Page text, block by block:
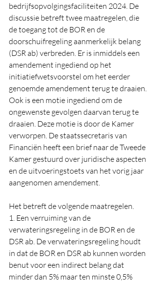
bedrijfsopvolgingsfaciliteiten 2024. De
discussie betreft twee maatregelen, die
de toegang tot de BOR en de
doorschuifregeling aanmerkelijk belang
(DSR ab) verbreden. Er is inmiddels een
amendement ingediend op het
initiatiefwetsvoorstel om het eerder
genoemde amendement terug te draaien.
Ook is een motie ingediend om de
ongewenste gevolgen daarvan terug te
draaien. Deze motie is door de Kamer
verworpen. De staatssecretaris van
Financiën heeft een brief naar de Tweede
Kamer gestuurd over juridische aspecten
en de uitvoeringstoets van het vorig jaar
aangenomen amendement.
Het betreft de volgende maatregelen.
1. Een verruiming van de
verwateringsregeling in de BOR en de
DSR ab. De verwateringsregeling houdt
in dat de BOR en DSR ab kunnen worden
benut voor een indirect belang dat
minder dan 5% maar ten minste 0,5%